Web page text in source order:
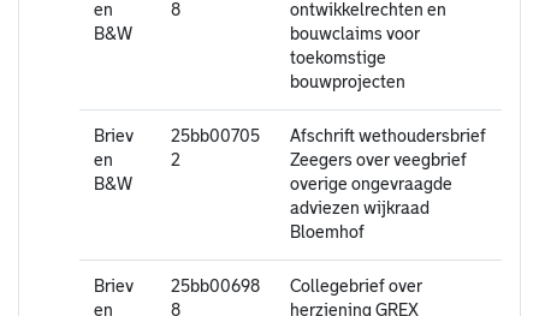
en
B&W
8
ontwikkelrechten en
bouwclaims voor
toekomstige
bouwprojecten
Briev
en
B&W
25bb00705
2
Afschrift wethoudersbrief
Zeegers over veegbrief
overige ongevraagde
adviezen wijkraad
Bloemhof
Briev
en
25bb00698
8
Collegebrief over
herziening GREX